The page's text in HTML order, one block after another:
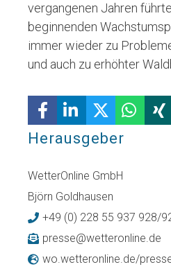
vergangenen Jahren
beginnenden
immer wieder zu
und auch zu erhöhter
Herausgeber
WetterOnline GmbH
Björn Goldhausen
+49 (0) 228 55 937 928/
presse@wetteronline.de
wo.wetteronline.de/